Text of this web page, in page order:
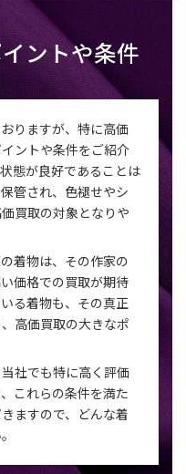
ントや条件
りますが、特に高価
ントや条件をご紹介
態が良好であることは
管され、色褪せやシ
買取の対象となりや
着物は、その作家の
価格での買取が期待
る着物も、その真正
高価買取の大きなポ
社でも特に高く評価
これらの条件を満た
ますので、どんな着